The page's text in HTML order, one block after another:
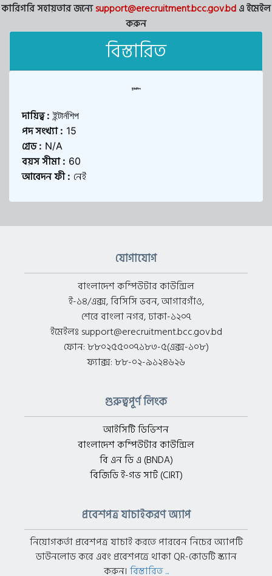
কারিগরি সহায়তার জন্যেsupport@erecruitment.bcc.gov.bdএ ইমেইল
করুন
বিস্তারিত
ইন্টার্নশিপ
দায়িত্ব : ইন্টার্নশিপ
পদ সংখ্যা : 15
গ্রেড : N/A
বয়স সীমা : 60
আবেদন ফী : নেই
যোগাযোগ
বাংলাদেশ কম্পিউটার কাউন্সিল
ই-১৪/এক্স, বিসিসি ভবন, আগারগাঁও,
শেরে বাংলা নগর, ঢাকা-১২০৭
ইমেইলঃ support@erecruitment.bcc.gov.bd
ফোন: ৮৮০২৫৫০০৭১৮৩-৫(এক্স-১০৮)
ফ্যাক্স: ৮৮-০২-৯১২৪৬২৬
গুরুত্বপূর্ণ লিংক
আইসিটি ডিভিশন
বাংলাদেশ কম্পিউটার কাউন্সিল
বি এন ডি এ (BNDA)
বিজিডি ই-গভ সার্ট (CIRT)
প্রবেশপত্র যাচাইকরণ অ্যাপ
নিয়োগকর্তা প্রবেশপত্র যাচাই করতে পারবেন নিচের অ্যাপটি
ডাউনলোড করে এবং প্রবেশপত্রে থাকা QR-কোডটি স্ক্যান
করুন। বিস্তারিত ...